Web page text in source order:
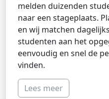
melden duizenden
naar een stageplaats.
en wij matchen
studenten aan het
eenvoudig en snel de
vinden.
Lees meer